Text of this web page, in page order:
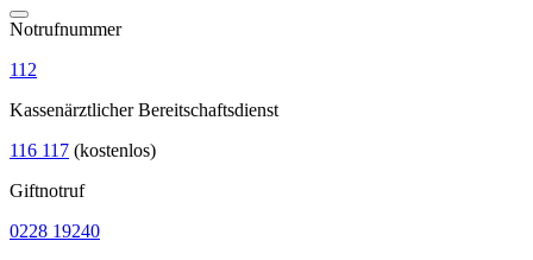
Notrufnummer
112
Kassenärztlicher Bereitschaftsdienst
116 117 (kostenlos)
Giftnotruf
0228 19240